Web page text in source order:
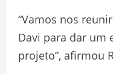
“Vamos nos
Davi para dar um
projeto”, afirmou